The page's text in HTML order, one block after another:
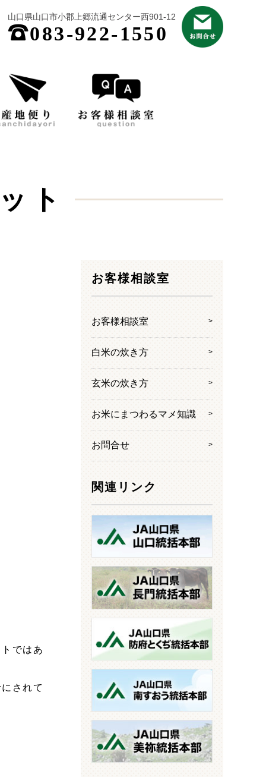
山口県山口市小郡上郷流通センター西901-12
;083-922-1550
ト
ではあ
されて
お客様相談室
お客様相談室
白米の炊き方
玄米の炊き方
お米にまつわるマメ知識
お問合せ
関連リンク